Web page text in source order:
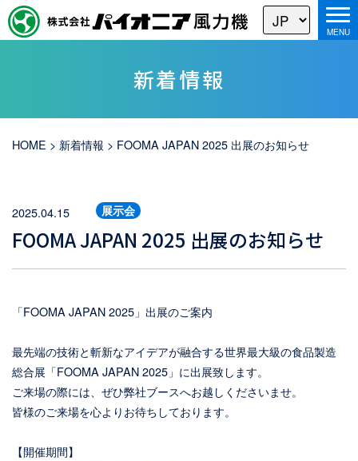
新着情報
HOME > 新着情報 > FOOMA JAPAN 2025 出展のお知らせ
2025.04.15 展示会
FOOMA JAPAN 2025 出展のお知らせ
「FOOMA JAPAN 2025」出展のご案内
最先端の技術と斬新なアイデアが融合する世界最大級の食品製造
総合展「FOOMA JAPAN 2025」に出展致します。
ご来場の際には、ぜひ弊社ブースへお越しくださいませ。
皆様のご来場を心よりお待ちしております。
【開催期間】